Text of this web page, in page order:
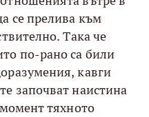
се прелива към
Така че
по-рано са били
кавги
започват наистина
тяхното